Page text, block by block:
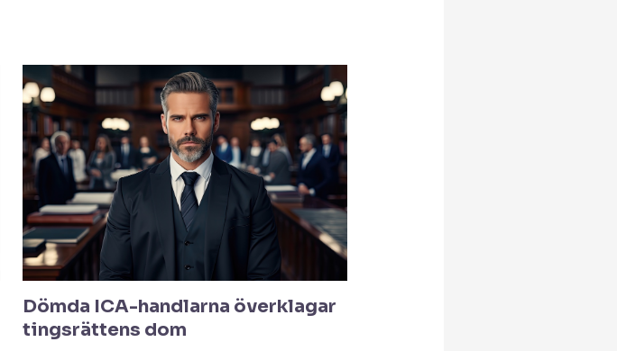
Dömda ICA-handlarna överklagar
tingsrättens dom